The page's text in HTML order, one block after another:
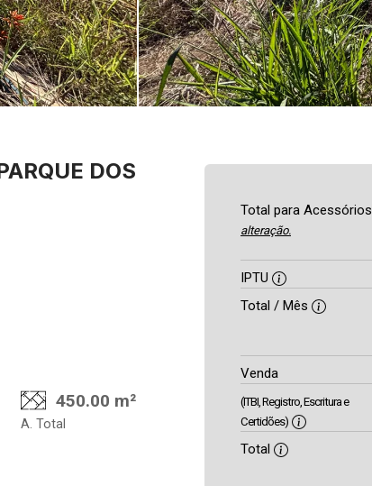
DOS
450.00 m²
A. Total
Total para Acessórios
alteração.
IPTU
Total / Mês
Venda
(ITBI, Registro, Escritura e
Certidões)
Total